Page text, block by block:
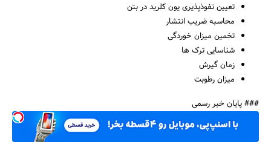
تعیین نفوذپذیری یون کلرید در بتن
محاسبه ضریب انتشار
تخمین میزان خوردگی
شناسایی ترک ها
زمان گیرش
میزان رطوبت
### پایان خبر رسمی